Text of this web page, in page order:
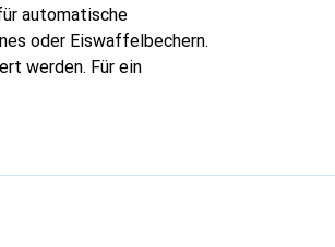
automatische
oder Eiswaffelbechern.
werden. Für ein